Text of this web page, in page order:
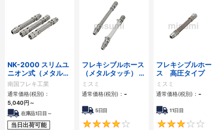
NK-2000 スリムユ
ニオン式（メタルタ
ッチ）フレキシブル
ホース
南国フレキ工業
通常価格(税別)：
5,040円～
在庫品1日目～
当日出荷可能
フレキシブルホース
（メタルタッチ） ー
中圧タイプー
ミスミ
通常価格(税別)： -
5日目
4.2
フレキシブルホー
ス 高圧タイプ
ミスミ
通常価格(税別)： -
11日目